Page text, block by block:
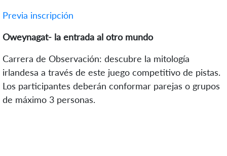
Previa inscripción
Oweynagat- la entrada al otro mundo
Carrera de Observación: descubre la mitología
irlandesa a través de este juego competitivo de pistas.
Los participantes deberán conformar parejas o grupos
de máximo 3 personas.